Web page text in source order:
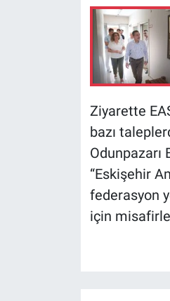
Ziyarette
bazı
Odunpazarı
“Eskişehir
federasyon
için